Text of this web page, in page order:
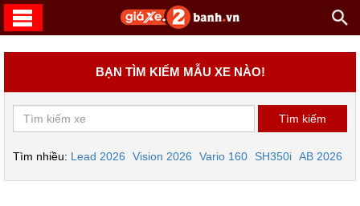
BẠN TÌM KIẾM MẪU XE NÀO!
Tìm nhiều: Lead 2026 Vision 2026 Vario 160 SH350i AB 2026